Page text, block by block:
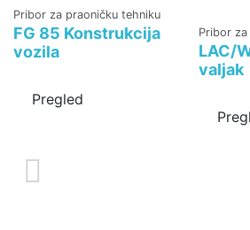
Pribor za praoničku tehniku
FG 85 Konstrukcija
vozila
Pregled
Pribor
LAC/
valjak